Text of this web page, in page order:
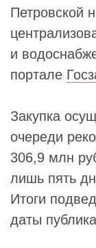
Петровской
и
портале
Закупка
очереди
306,9 млн
лишь пять
Итоги
даты